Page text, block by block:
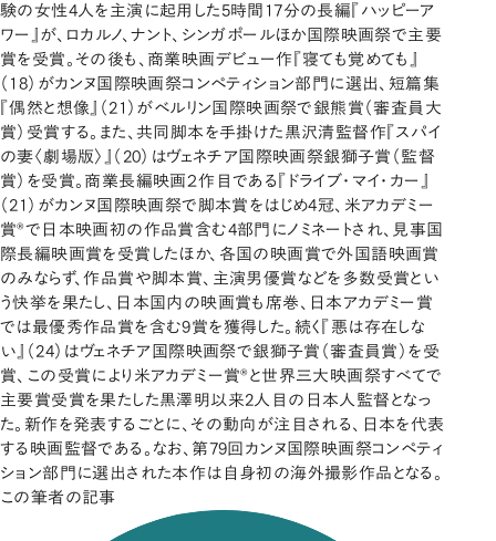
験の女性4人を主演に起用した5時間17分の長編『ハッピーア
ワー』が、ロカルノ、ナント、シンガポールほか国際映画祭で主要
賞を受賞。その後も、商業映画デビュー作『寝ても覚めても』
（18）がカンヌ国際映画祭コンペティション部門に選出、短篇集
『偶然と想像』（21）がベルリン国際映画祭で銀熊賞（審査員大
賞）受賞する。また、共同脚本を手掛けた黒沢清監督作『スパイ
の妻〈劇場版〉』（20）はヴェネチア国際映画祭銀獅子賞（監督
賞）を受賞。商業長編映画２作目である『ドライブ・マイ・カー』
（21）がカンヌ国際映画祭で脚本賞をはじめ4冠、米アカデミー
賞®で日本映画初の作品賞含む4部門にノミネートされ、見事国
際長編映画賞を受賞したほか、各国の映画賞で外国語映画賞
のみならず、作品賞や脚本賞、主演男優賞などを多数受賞とい
う快挙を果たし、日本国内の映画賞も席巻、日本アカデミー賞
では最優秀作品賞を含む9賞を獲得した。続く『悪は存在しな
い』（24）はヴェネチア国際映画祭で銀獅子賞（審査員賞）を受
賞、この受賞により米アカデミー賞®と世界三大映画祭すべてで
主要賞受賞を果たした黒澤明以来2人目の日本人監督となっ
た。新作を発表するごとに、その動向が注目される、日本を代表
する映画監督である。なお、第79回カンヌ国際映画祭コンペティ
ション部門に選出された本作は自身初の海外撮影作品となる。
この筆者の記事